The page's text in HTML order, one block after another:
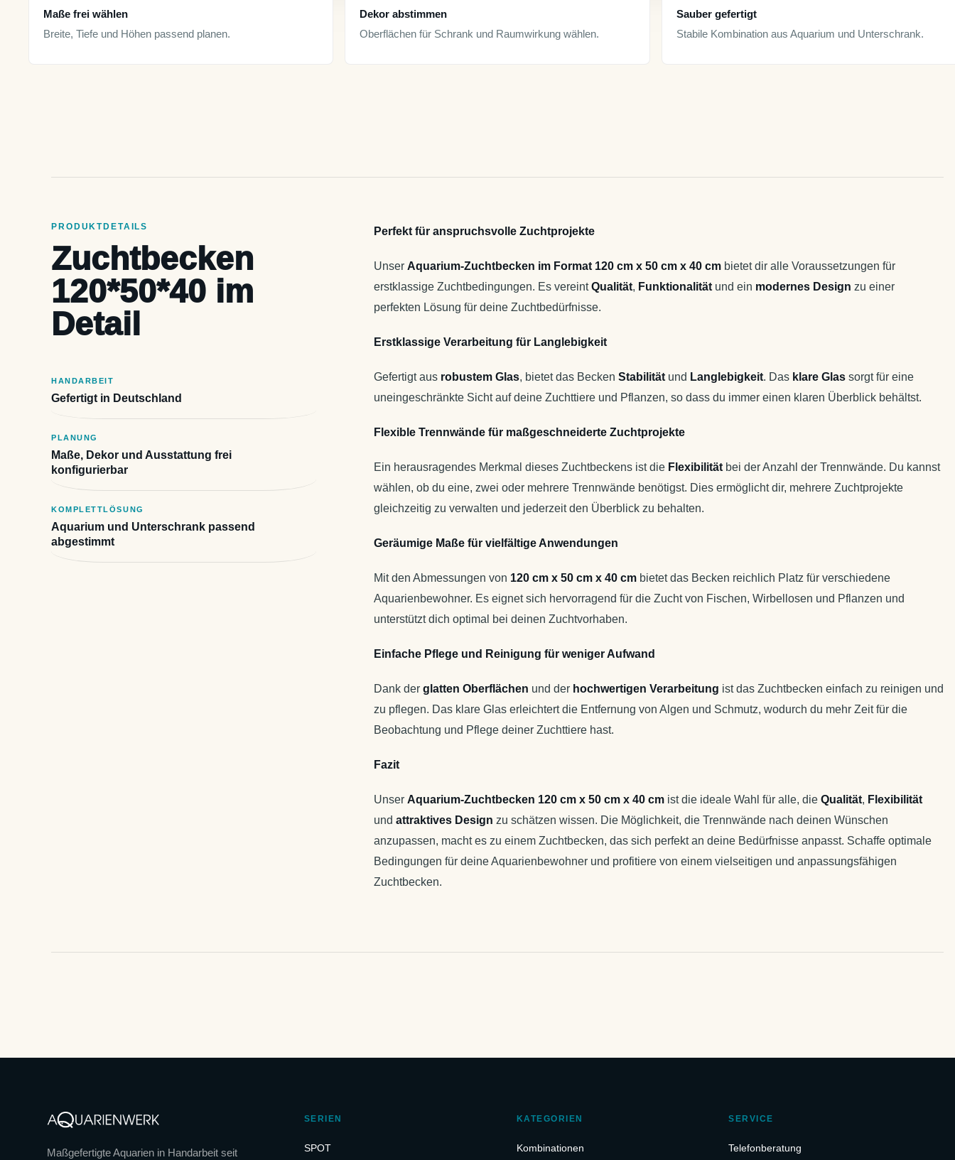
Maße frei wählen
Breite, Tiefe und Höhen passend planen.
Dekor abstimmen
Oberflächen für Schrank und Raumwirkung wählen.
Sauber gefertigt
Stabile Kombination aus Aquarium und Unterschrank.
PRODUKTDETAILS
Zuchtbecken
120*50*40 im
Detail
HANDARBEIT
Gefertigt in Deutschland
PLANUNG
Maße, Dekor und Ausstattung frei
konfigurierbar
KOMPLETTLÖSUNG
Aquarium und Unterschrank passend
abgestimmt
Perfekt für anspruchsvolle Zuchtprojekte
Unser Aquarium-Zuchtbecken im Format 120 cm x 50 cm x 40 cmbietet dir alle Voraussetzungen für
erstklassige Zuchtbedingungen. Es vereintQualität, Funktionalitätund ein modernes Design zu einer
perfekten Lösung für deine Zuchtbedürfnisse.
Erstklassige Verarbeitung für Langlebigkeit
Gefertigt aus robustem Glas, bietet das Becken Stabilitätund Langlebigkeit. Das klare Glassorgt für eine
uneingeschränkte Sicht auf deine Zuchttiere und Pflanzen, so dass du immer einen klaren Überblick behältst.
Flexible Trennwände für maßgeschneiderte Zuchtprojekte
Ein herausragendes Merkmal dieses Zuchtbeckens ist die Flexibilitätbei der Anzahl der Trennwände. Du kannst
wählen, ob du eine, zwei oder mehrere Trennwände benötigst. Dies ermöglicht dir, mehrere Zuchtprojekte
gleichzeitig zu verwalten und jederzeit den Überblick zu behalten.
Geräumige Maße für vielfältige Anwendungen
Mit den Abmessungen von 120 cm x 50 cm x 40 cmbietet das Becken reichlich Platz für verschiedene
Aquarienbewohner. Es eignet sich hervorragend für die Zucht von Fischen, Wirbellosen und Pflanzen und
unterstützt dich optimal bei deinen Zuchtvorhaben.
Einfache Pflege und Reinigung für weniger Aufwand
Dank der glatten Oberflächen und der hochwertigen Verarbeitung ist das Zuchtbecken einfach zu reinigen und
zu pflegen. Das klare Glas erleichtert die Entfernung von Algen und Schmutz, wodurch du mehr Zeit für die
Beobachtung und Pflege deiner Zuchttiere hast.
Fazit
Unser Aquarium-Zuchtbecken 120 cm x 50 cm x 40 cmist die ideale Wahl für alle, die Qualität, Flexibilität
und attraktives Design zu schätzen wissen. Die Möglichkeit, die Trennwände nach deinen Wünschen
anzupassen, macht es zu einem Zuchtbecken, das sich perfekt an deine Bedürfnisse anpasst. Schaffe optimale
Bedingungen für deine Aquarienbewohner und profitiere von einem vielseitigen und anpassungsfähigen
Zuchtbecken.
Maßgefertigte Aquarien in Handarbeit seit
SERIEN
SPOT
KATEGORIEN
Kombinationen
SERVICE
Telefonberatung